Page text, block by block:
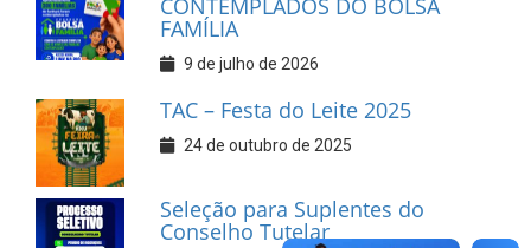
FAMÍLIA
9 de julho de 2026
TAC – Festa do Leite 2025
24 de outubro de 2025
Seleção para Suplentes do
Conselho Tutelar